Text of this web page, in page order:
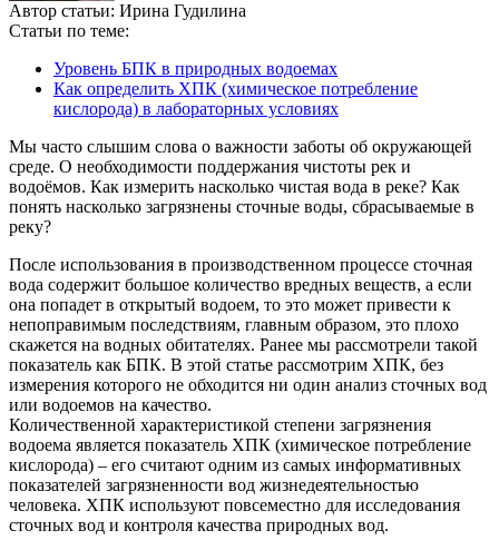
Автор статьи: Ирина Гудилина
Статьи по теме:
Уровень БПК в природных водоемах
Как определить ХПК (химическое потребление
кислорода) в лабораторных условиях
Мы часто слышим слова о важности заботы об окружающей
среде. О необходимости поддержания чистоты рек и
водоёмов. Как измерить насколько чистая вода в реке? Как
понять насколько загрязнены сточные воды, сбрасываемые в
реку?
После использования в производственном процессе сточная
вода содержит большое количество вредных веществ, а если
она попадет в открытый водоем, то это может привести к
непоправимым последствиям, главным образом, это плохо
скажется на водных обитателях. Ранее мы рассмотрели такой
показатель как БПК. В этой статье рассмотрим ХПК, без
измерения которого не обходится ни один анализ сточных вод
или водоемов на качество.
Количественной характеристикой степени загрязнения
водоема является показатель ХПК (химическое потребление
кислорода) – его считают одним из самых информативных
показателей загрязненности вод жизнедеятельностью
человека. ХПК используют повсеместно для исследования
сточных вод и контроля качества природных вод.